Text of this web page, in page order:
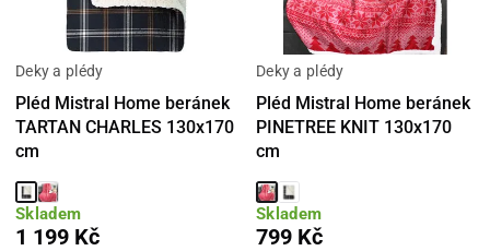
Deky a plédy
Pléd Mistral Home beránek
TARTAN CHARLES 130x170
cm
Skladem
1 199 Kč
Deky a plédy
Pléd Mistral Home beránek
PINETREE KNIT 130x170
cm
Skladem
799 Kč